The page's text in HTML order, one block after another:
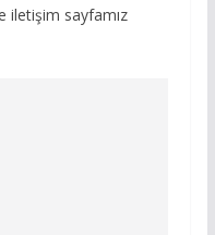
iletişim sayfamız